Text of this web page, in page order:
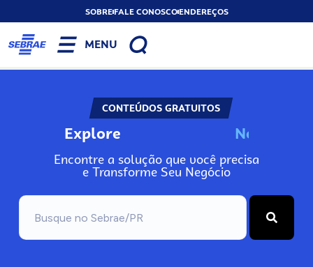
SOBREFALE CONOSCOENDEREÇOS
MENU
CONTEÚDOS GRATUITOS
Explore No
Encontre a solução que você precisa
e Transforme Seu Negócio